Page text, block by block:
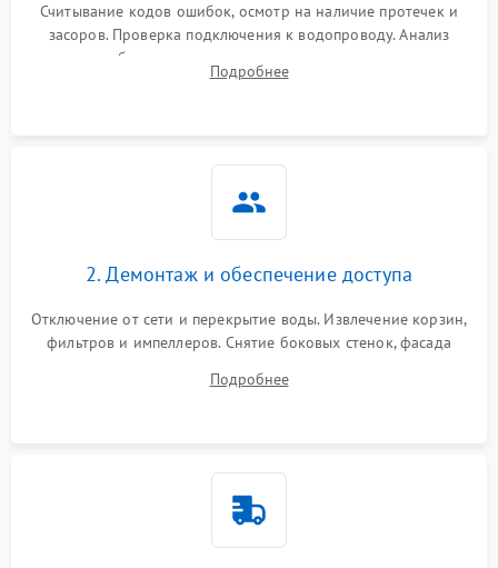
Считывание кодов ошибок, осмотр на наличие протечек и
засоров. Проверка подключения к водопроводу. Анализ
жалоб на отсутствие слива, нагрева, вращения
разбрызгивателей или срабатывание системы защиты
Подробнее
2. Демонтаж и обеспечение доступа
Отключение от сети и перекрытие воды. Извлечение корзин,
фильтров и импеллеров. Снятие боковых стенок, фасада
циркуляционному насосу, ТЭНу и сливной помпе.
Подробнее